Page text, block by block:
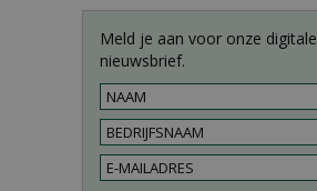
Meld je aan voor onze digitale
nieuwsbrief.